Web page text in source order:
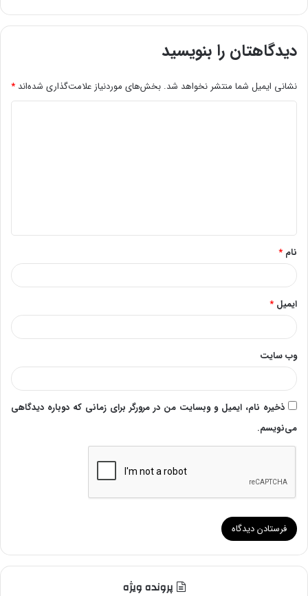
دیدگاهتان را بنویسید
نشانی ایمیل شما منتشر نخواهد شد. بخش‌های موردنیاز علامت‌گذاری شده‌اند *
*
نام *
ایمیل *
وب‌ سایت
ذخیره نام، ایمیل و وبسایت من در مرورگر برای زمانی که دوباره دیدگاهی
می‌نویسم.
پرونده ویژه